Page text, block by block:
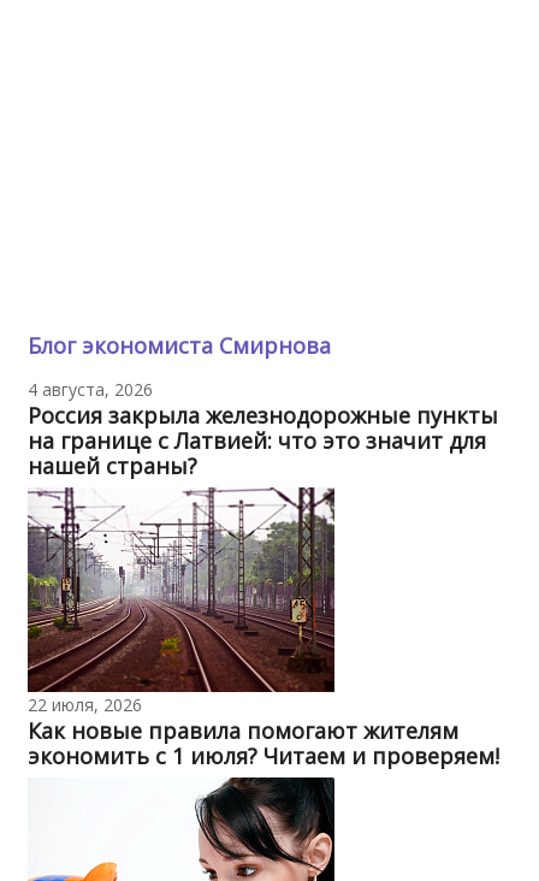
Блог экономиста Смирнова
4 августа, 2026
Россия закрыла железнодорожные пункты
на границе с Латвией: что это значит для
нашей страны?
22 июля, 2026
Как новые правила помогают жителям
экономить с 1 июля? Читаем и проверяем!